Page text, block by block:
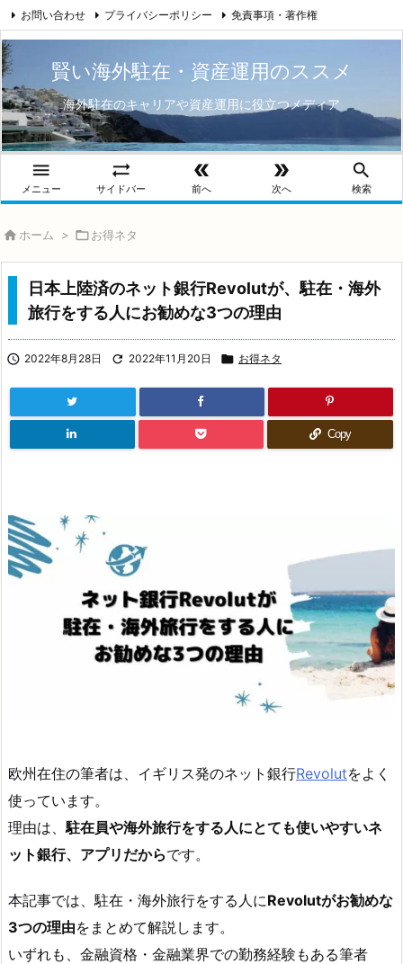
賢い海外駐在・資産運用のススメ
海外駐在のキャリアや資産運用に役立つメディア

メニュー

サイドバー

前へ

次へ

検索
お問い合わせ プライバシーポリシー 免責事項・著作権
ホーム > お得ネタ
日本上陸済のネット銀行Revolutが、駐在・海外
旅行をする人にお勧めな3つの理由
 2022年8月28日  2022年11月20日  お得ネタ
Copy
欧州在住の筆者は、イギリス発のネット銀行Revolutをよく
使っています。
理由は、 駐在員や海外旅行をする人にとても使いやすいネ
ット銀行、アプリだからです。
本記事では、駐在・海外旅行をする人にRevolutがお勧めな
3つの理由をまとめて解説します。
いずれも、金融資格・金融業界での勤務経験もある筆者